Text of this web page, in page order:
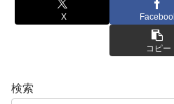
X
コピー
検索